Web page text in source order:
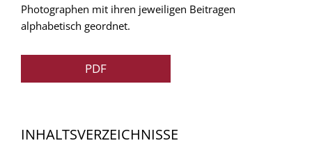
Photographen mit ihren jeweiligen Beitragen
alphabetisch geordnet.
PDF
INHALTSVERZEICHNISSE